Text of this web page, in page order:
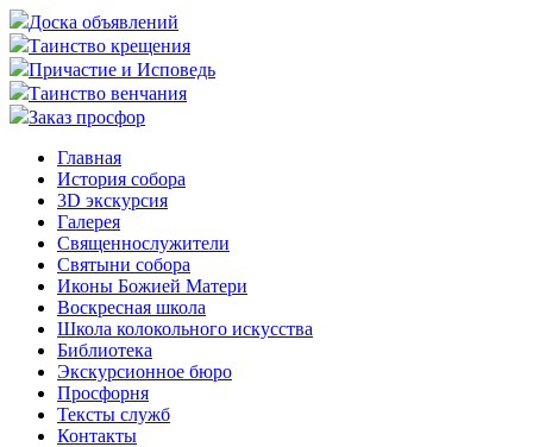
Доска объявлений
Таинство крещения
Причастие и Исповедь
Таинство венчания
Заказ просфор
Главная
История собора
3D экскурсия
Галерея
Священнослужители
Святыни собора
Иконы Божией Матери
Воскресная школа
Школа колокольного искусства
Библиотека
Экскурсионное бюро
Просфорня
Тексты служб
Контакты